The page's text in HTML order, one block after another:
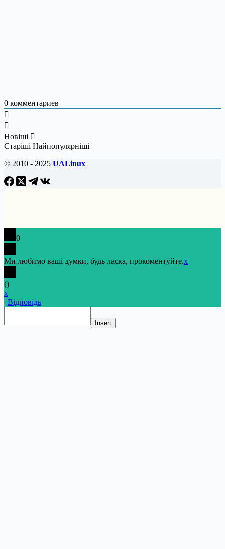
0 комментариев
Новіші
Старіші Найпопулярніші
© 2010 - 2025 UALinux
0
Ми любимо ваші думки, будь ласка, прокоментуйте.x
()
x
| Відповідь
Insert